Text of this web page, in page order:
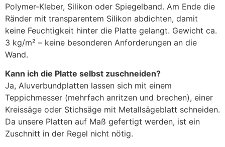
Polymer-Kleber, Silikon oder Spiegelband. Am Ende die
Ränder mit transparentem Silikon abdichten, damit
keine Feuchtigkeit hinter die Platte gelangt. Gewicht ca.
3 kg/m² – keine besonderen Anforderungen an die
Wand.
Kann ich die Platte selbst zuschneiden?
Ja, Aluverbundplatten lassen sich mit einem
Teppichmesser (mehrfach anritzen und brechen), einer
Kreissäge oder Stichsäge mit Metallsägeblatt schneiden.
Da unsere Platten auf Maß gefertigt werden, ist ein
Zuschnitt in der Regel nicht nötig.